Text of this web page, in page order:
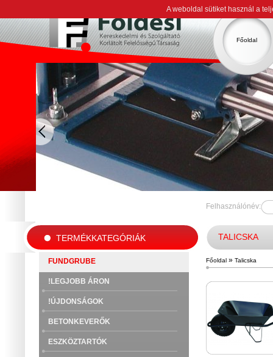
A weboldal sütiket használ a
Főoldal
FUNDGRUBE
!LEGJOBB ÁRON
!ÚJDONSÁGOK
BETONKEVERŐK
ESZKÖZTARTÓK
TERMÉKKATEGÓRIÁK
Felhasználónév:
TALICSKA
Főoldal » Talicska